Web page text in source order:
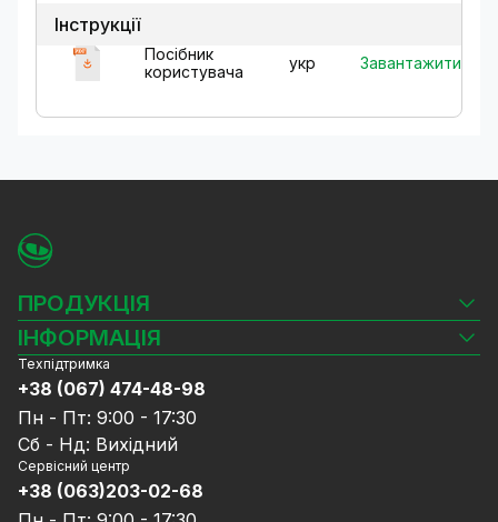
Інструкції
Посібник
користувача
укр Завантажити
ПРОДУКЦІЯ
Камери відеоспостереження
Відеореєстратори
Комплекти відеоспостереження
СКУД
Джерела живлення
Мережеве обладнання
Ноутбуки та комп'ютери
ІНФОРМАЦІЯ
Блог
Доставка та оплата
Гарантія та Сервісне обслуговування
Політика конфіденційності
Договір публічної оферти
Співпраця
Техпідтримка
+38 (067) 474-48-98
Пн - Пт: 9:00 - 17:30
Сб - Нд: Вихідний
Сервісний центр
+38 (063)203-02-68